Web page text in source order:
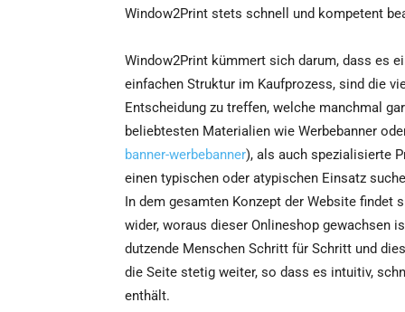
Window2Print stets schnell und kompetent
Window2Print kümmert sich darum, dass es
einfachen Struktur im Kaufprozess, sind die
Entscheidung zu treffen, welche manchmal
beliebtesten Materialien wie Werbebanner
banner-werbebanner), als auch spezialisierte
einen typischen oder atypischen Einsatz
In dem gesamten Konzept der Website findet
wider, woraus dieser Onlineshop gewachsen
dutzende Menschen Schritt für Schritt und
die Seite stetig weiter, so dass es intuitiv,
enthält.